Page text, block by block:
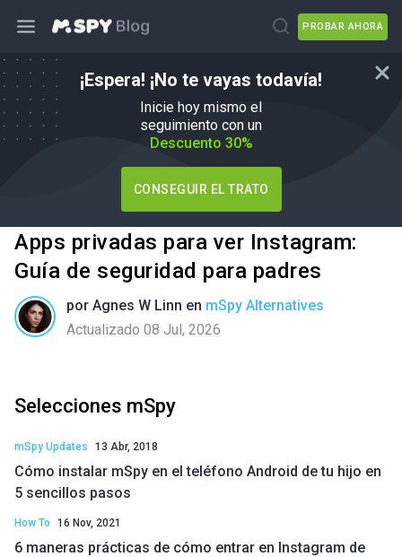
PROBAR AHORA
¡Espera! ¡No te vayas todavía!
Inicie hoy mismo el
seguimiento con un
Descuento 30%
CONSEGUIR EL TRATO
Apps privadas para ver Instagram:
Guía de seguridad para padres
por Agnes W Linn en mSpy Alternatives
Actualizado 08 Jul, 2026
Selecciones mSpy
mSpy Updates 13 Abr, 2018
Cómo instalar mSpy en el teléfono Android de tu hijo en
5 sencillos pasos
How To 16 Nov, 2021
6 maneras prácticas de cómo entrar en Instagram de